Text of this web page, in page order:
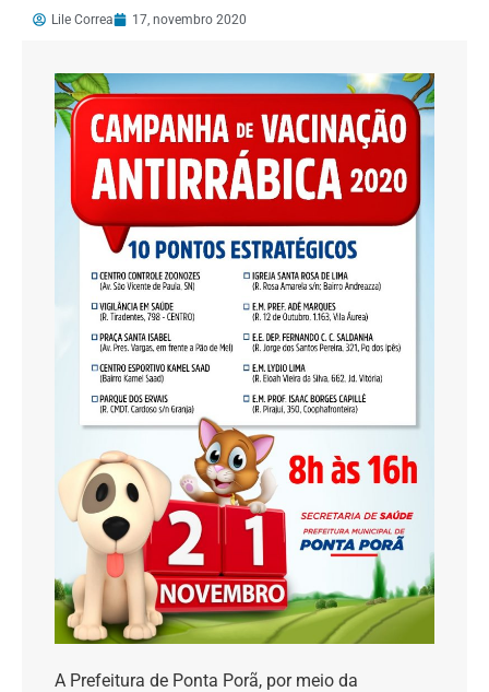
Lile Correa 17, novembro 2020
A Prefeitura de Ponta Porã, por meio da